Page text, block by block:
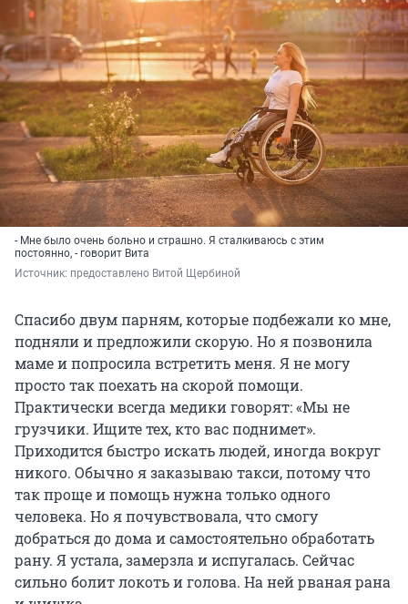
- Мне было очень больно и страшно. Я сталкиваюсь с этим
постоянно, - говорит Вита
Источник: предоставлено Витой Щербиной
Спасибо двум парням, которые подбежали ко мне,
подняли и предложили скорую. Но я позвонила
маме и попросила встретить меня. Я не могу
просто так поехать на скорой помощи.
Практически всегда медики говорят: «Мы не
грузчики. Ищите тех, кто вас поднимет».
Приходится быстро искать людей, иногда вокруг
никого. Обычно я заказываю такси, потому что
так проще и помощь нужна только одного
человека. Но я почувствовала, что смогу
добраться до дома и самостоятельно обработать
рану. Я устала, замерзла и испугалась. Сейчас
сильно болит локоть и голова. На ней рваная рана